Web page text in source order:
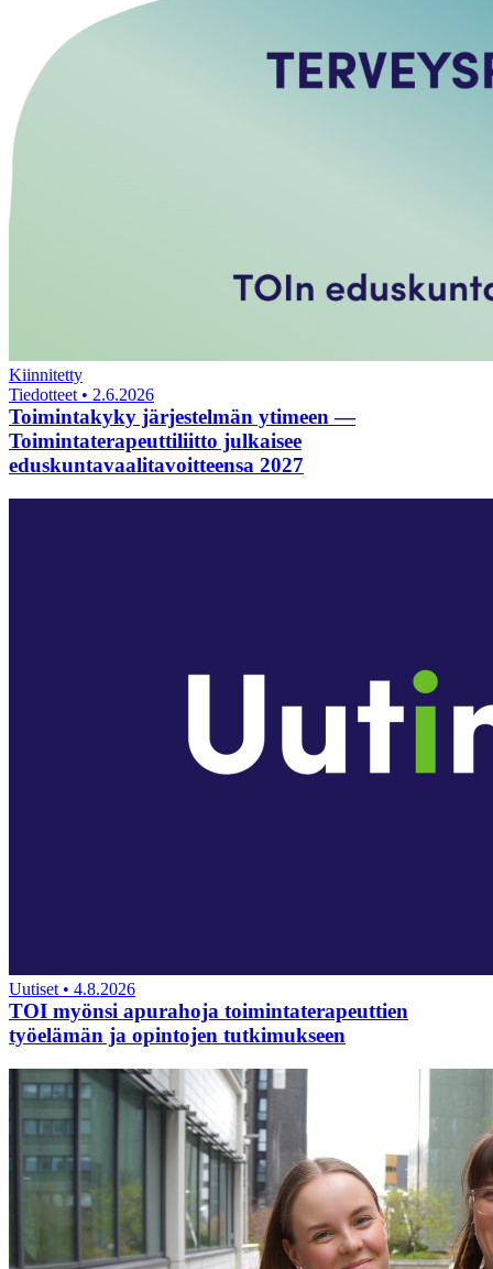
Kiinnitetty
Tiedotteet • 2.6.2026
Toimintakyky järjestelmän ytimeen —
Toimintaterapeuttiliitto julkaisee
eduskuntavaalitavoitteensa 2027
Uutiset • 4.8.2026
TOI myönsi apurahoja toimintaterapeuttien
työelämän ja opintojen tutkimukseen